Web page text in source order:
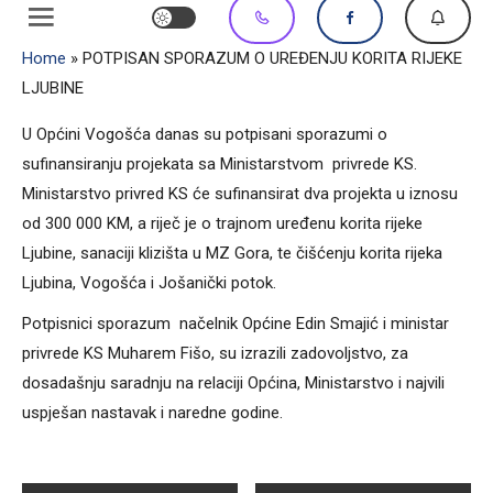
Home » POTPISAN SPORAZUM O UREĐENJU KORITA RIJEKE
LJUBINE
U Općini Vogošća danas su potpisani sporazumi o
sufinansiranju projekata sa Ministarstvom privrede KS.
Ministarstvo privred KS će sufinansirat dva projekta u iznosu
od 300 000 KM, a riječ je o trajnom uređenu korita rijeke
Ljubine, sanaciji klizišta u MZ Gora, te čišćenju korita rijeka
Ljubina, Vogošća i Jošanički potok.
Potpisnici sporazum načelnik Općine Edin Smajić i ministar
privrede KS Muharem Fišo, su izrazili zadovoljstvo, za
dosadašnju saradnju na relaciji Općina, Ministarstvo i najvili
uspješan nastavak i naredne godine.